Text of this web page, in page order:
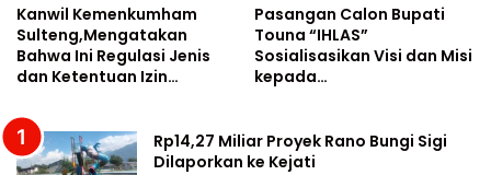
Kanwil Kemenkumham
Sulteng,Mengatakan
Bahwa Ini Regulasi Jenis
dan Ketentuan Izin…
Pasangan Calon Bupati
Touna “IHLAS”
Sosialisasikan Visi dan Misi
kepada…
Rp14,27 Miliar Proyek Rano Bungi Sigi
Dilaporkan ke Kejati